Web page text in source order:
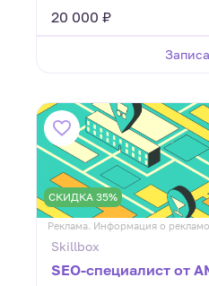
20 000 ₽
СКИДКА 35%
Реклама. Информация о
Skillbox
SEO-специалист от